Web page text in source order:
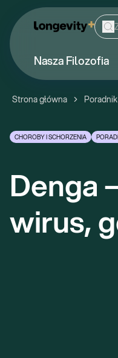
Nasza Filozofia
Strona główna Poradnik
CHOROBY I SCHORZENIA
Denga
wirus,